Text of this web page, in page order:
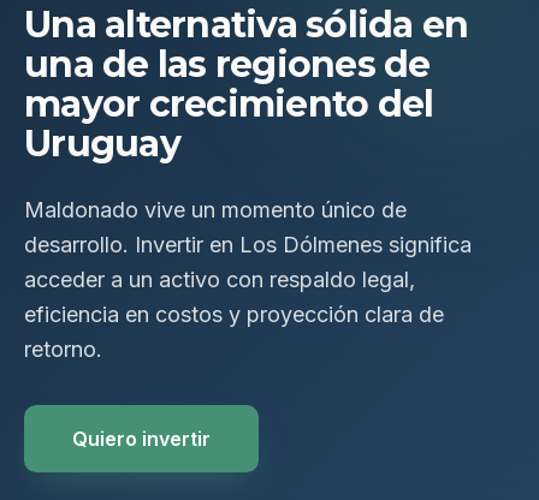
Una alternativa sólida en
una de las regiones de
mayor crecimiento del
Uruguay
Maldonado vive un momento único de
desarrollo. Invertir en Los Dólmenes significa
acceder a un activo con respaldo legal,
eficiencia en costos y proyección clara de
retorno.
Quiero invertir